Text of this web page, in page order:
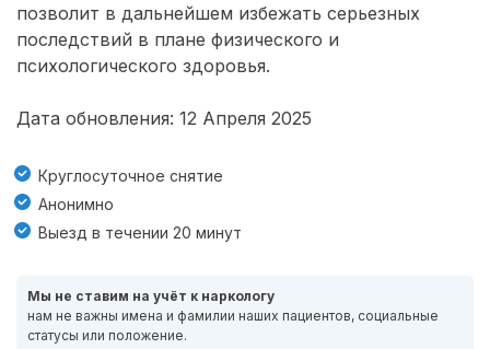
позволит в дальнейшем избежать серьезных
последствий в плане физического и
психологического здоровья.
Дата обновления: 12 Апреля 2025
Круглосуточное снятие
Анонимно
Выезд в течении 20 минут
Мы не ставим на учёт к наркологу
нам не важны имена и фамилии наших пациентов, социальные
статусы или положение.